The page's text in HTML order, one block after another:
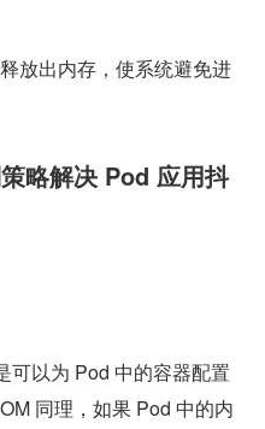
放出内存，使系统避免进
略解决 Pod 应用抖
可以为 Pod 中的容器配置
同理，如果 Pod 中的内